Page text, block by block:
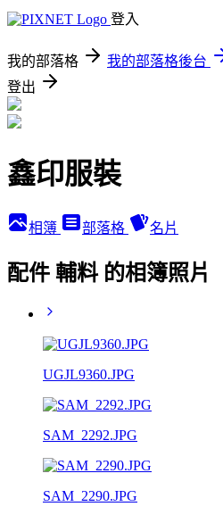
登入
我的部落格 我的部落格後台
登出
鑫印服裝
相簿 部落格 名片
配件 輔料 的相簿照片
UGJL9360.JPG
SAM_2292.JPG
SAM_2290.JPG